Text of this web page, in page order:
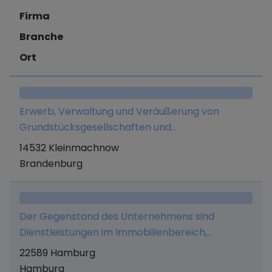
Firma
Branche
Ort
Erwerb, Verwaltung und Veräußerung von
Grundstücksgesellschaften und
grundstücksgleichen Rechten sowie Halten und
Verwalten entsprechender Beteiligungen sowie
14532 Kleinmachnow
Brandenburg
Der Gegenstand des Unternehmens sind
Dienstleistungen im Immobilienbereich,
insbesondere die vollumfängliche Verwaltung
und der Betrieb von Gebäuden, der Betrieb von
22589 Hamburg
Hamburg